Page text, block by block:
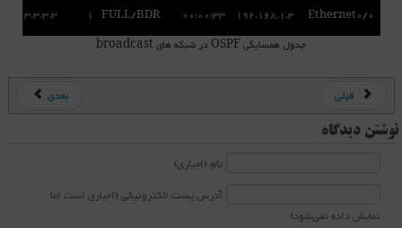
3.3.3.3 1 FULL/BDR 00:00:33 192.168.1.3 Ethernet0/0
جدول همسایگی OSPF در شبکه های broadcast
قبلی بعدی
نوشتن دیدگاه
نام (اجباری)
آدرس پست الکترونیکی (اجباری است اما
نمایش داده نمی‌شود)